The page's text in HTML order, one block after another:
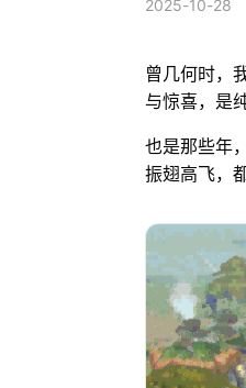
2025-10-28
曾几何时，
与惊喜，是
也是那些年
振翅高飞，